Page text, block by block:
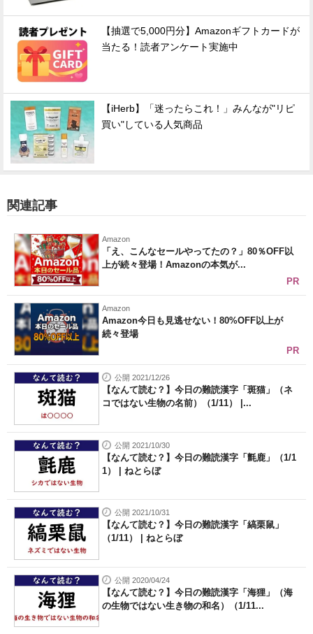
【抽選で5,000円分】Amazonギフトカードが
当たる！読者アンケート実施中
【iHerb】「迷ったらこれ！」みんなが"リピ
買い"している人気商品
関連記事
Amazon
「え、こんなセールやってたの？」80％OFF以
上が続々登場！Amazonの本気が...
PR
Amazon
Amazon今日も見逃せない！80%OFF以上が
続々登場
PR
公開 2021/12/26
【なんて読む？】今日の難読漢字「斑猫」（ネ
コではない生物の名前）（1/11） |...
公開 2021/10/30
【なんて読む？】今日の難読漢字「氈鹿」（1/1
1） | ねとらぼ
公開 2021/10/31
【なんて読む？】今日の難読漢字「縞栗鼠」
（1/11） | ねとらぼ
公開 2020/04/24
【なんて読む？】今日の難読漢字「海狸」（海
の生物ではない生き物の和名）（1/11...